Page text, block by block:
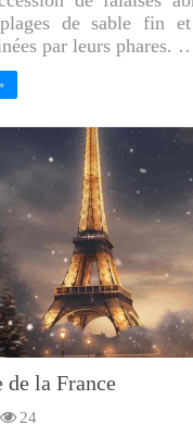
de sable fin et
par leurs phares.
de la France
24